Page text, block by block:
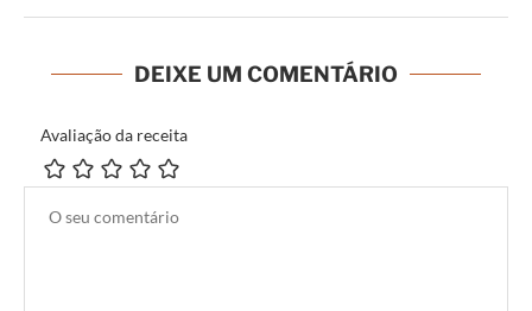
DEIXE UM COMENTÁRIO
Avaliação da receita